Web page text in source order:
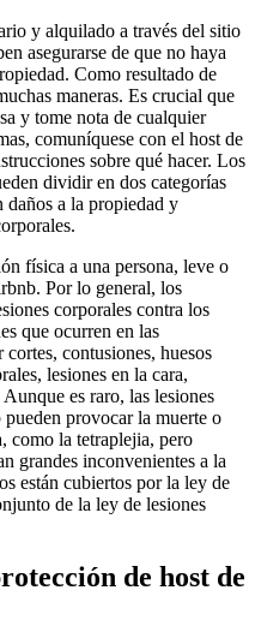
y alquilado a través del sitio
asegurarse de que no haya
Como resultado de
maneras. Es crucial que
y tome nota de cualquier
comuníquese con el host de
sobre qué hacer. Los
dividir en dos categorías
daños a la propiedad y
física a una persona, leve o
Por lo general, los
corporales contra los
que ocurren en las
contusiones, huesos
lesiones en la cara,
es raro, las lesiones
provocar la muerte o
como la tetraplejia, pero
grandes inconvenientes a la
están cubiertos por la ley de
de la ley de lesiones
de host de